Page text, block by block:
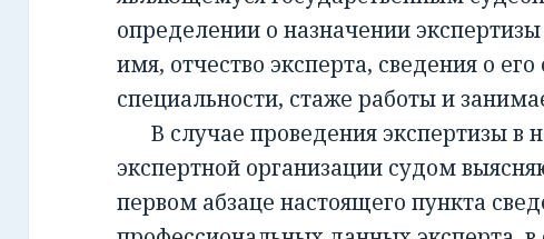
определении о назначении
имя, отчество эксперта, сведения о его
специальности, стаже работы и
В случае проведения экспертизы в
экспертной организации судом
первом абзаце настоящего пункта